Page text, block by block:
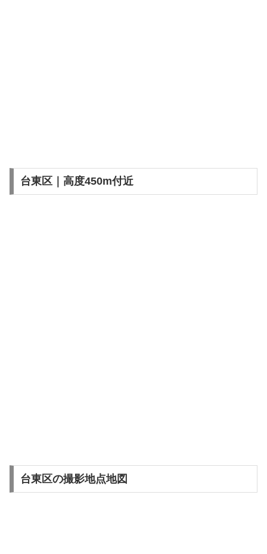
台東区｜高度450m付近
台東区の撮影地点地図